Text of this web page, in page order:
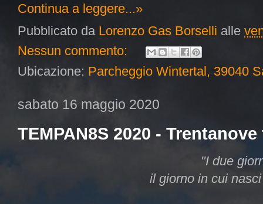
Continua a leggere...»
Pubblicato da Lorenzo Gas Borselli alle
Nessun commento:
Ubicazione: Parcheggio Wintertal, 39040
sabato 16 maggio 2020
TEMPAN8S 2020 -
"I due
il giorno in cui